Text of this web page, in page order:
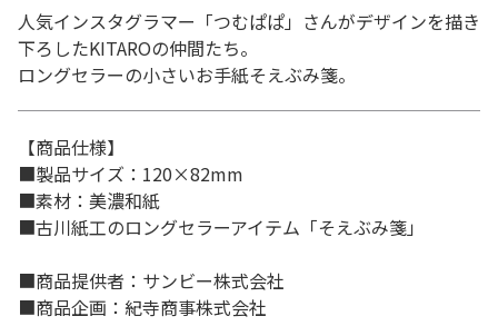
人気インスタグラマー「つむぱぱ」さんがデザインを描き
下ろしたKITAROの仲間たち。
ロングセラーの小さいお手紙そえぶみ箋。
【商品仕様】
■製品サイズ：120×82mm
■素材：美濃和紙
■古川紙工のロングセラーアイテム「そえぶみ箋」
■商品提供者：サンビー株式会社
■商品企画：紀寺商事株式会社